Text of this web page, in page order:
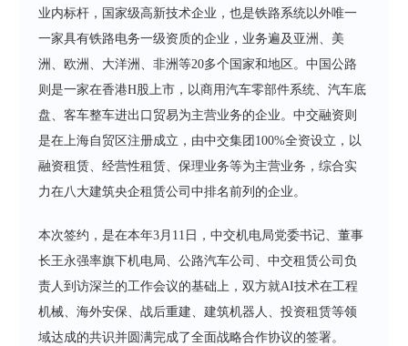
业内标杆，国家级高新技术企业，也是铁路系统以外唯一
一家具有铁路电务一级资质的企业，业务遍及亚洲、美
洲、欧洲、大洋洲、非洲等20多个国家和地区。中国公路
则是一家在香港H股上市，以商用汽车零部件系统、汽车底
盘、客车整车进出口贸易为主营业务的企业。中交融资则
是在上海自贸区注册成立，由中交集团100%全资设立，以
融资租赁、经营性租赁、保理业务等为主营业务，综合实
力在八大建筑央企租赁公司中排名前列的企业。
本次签约，是在本年3月11日，中交机电局党委书记、董事
长王永强率旗下机电局、公路汽车公司、中交租赁公司负
责人到访深兰的工作会议的基础上，双方就AI技术在工程
机械、海外安保、战后重建、建筑机器人、投资租赁等领
域达成的共识并圆满完成了全面战略合作协议的签署。